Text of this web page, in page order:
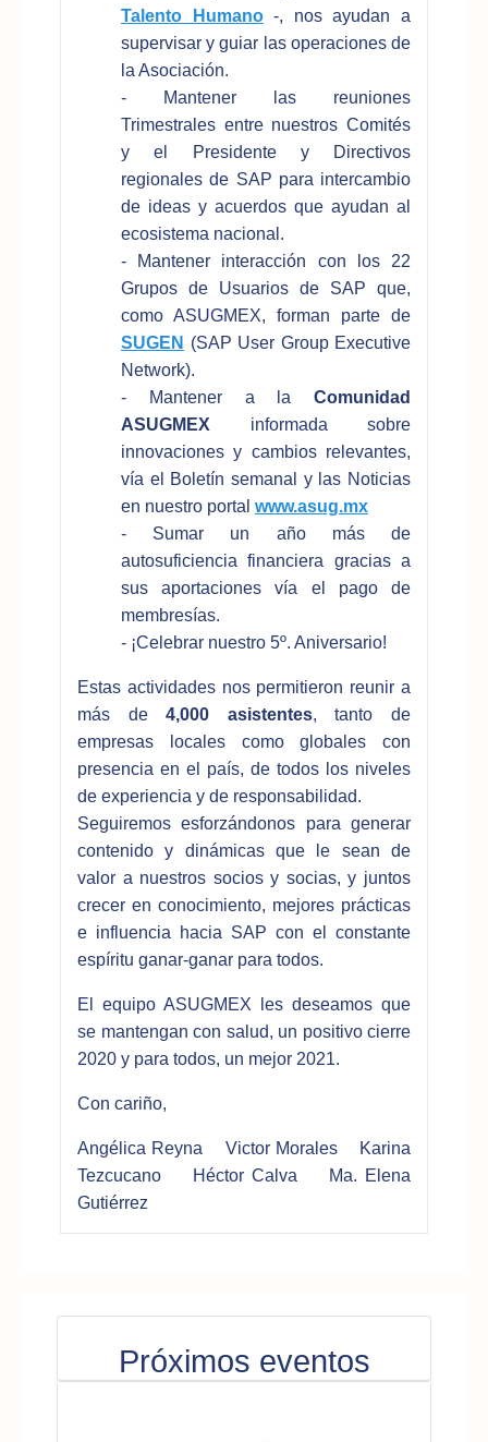
Talento Humano-, nos ayudan a
supervisar y guiar las operaciones de
la Asociación.
- Mantener las reuniones
Trimestrales entre nuestros Comités
y el Presidente y Directivos
regionales de SAP para intercambio
de ideas y acuerdos que ayudan al
ecosistema nacional.
- Mantener interacción con los 22
Grupos de Usuarios de SAP que,
como ASUGMEX, forman parte de
SUGEN (SAP User Group Executive
Network).
- Mantener a la Comunidad
ASUGMEX informada sobre
innovaciones y cambios relevantes,
vía el Boletín semanal y las Noticias
en nuestro portal www.asug.mx
- Sumar un año más de
autosuficiencia financiera gracias a
sus aportaciones vía el pago de
membresías.
- ¡Celebrar nuestro 5º. Aniversario!
Estas actividades nos permitieron reunir a
más de4,000 asistentes, tanto de
empresas locales como globales con
presencia en el país, de todos los niveles
de experiencia y de responsabilidad.
Seguiremos esforzándonos para generar
contenido y dinámicas que le sean de
valor a nuestros socios y socias, y juntos
crecer en conocimiento, mejores prácticas
e influencia hacia SAP con el constante
espíritu ganar-ganar para todos.
El equipo ASUGMEX les deseamos que
se mantengan con salud, un positivo cierre
2020 y para todos, un mejor 2021.
Con cariño,
Angélica Reyna Victor Morales Karina
Tezcucano Héctor Calva Ma. Elena
Gutiérrez
Próximos eventos